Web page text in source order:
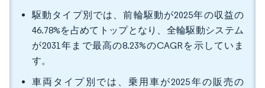
駆動タイプ別では、前輪駆動が2025年の収益の
46.78%を占めてトップとなり、全輪駆動システム
が2031年まで最高の8.23%のCAGRを示していま
す。
車両タイプ別では、乗用車が2025年の販売の